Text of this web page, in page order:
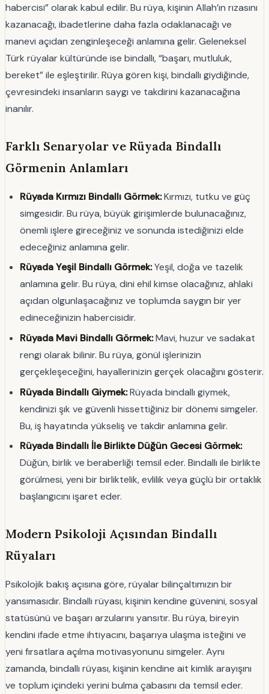
habercisi” olarak kabul edilir. Bu rüya, kişinin Allah’ın rızasını
kazanacağı, ibadetlerine daha fazla odaklanacağı ve
manevi açıdan zenginleşeceği anlamına gelir. Geleneksel
Türk rüyalar kültüründe ise bindallı, “başarı, mutluluk,
bereket” ile eşleştirilir. Rüya gören kişi, bindallı giydiğinde,
çevresindeki insanların saygı ve takdirini kazanacağına
inanılır.
Farklı Senaryolar ve Rüyada Bindallı
Görmenin Anlamları
Rüyada Kırmızı Bindallı Görmek:Kırmızı, tutku ve güç
simgesidir. Bu rüya, büyük girişimlerde bulunacağınız,
önemli işlere gireceğiniz ve sonunda istediğinizi elde
edeceğiniz anlamına gelir.
Rüyada Yeşil Bindallı Görmek:Yeşil, doğa ve tazelik
anlamına gelir. Bu rüya, dini ehil kimse olacağınız, ahlaki
açıdan olgunlaşacağınız ve toplumda saygın bir yer
edineceğinizin habercisidir.
Rüyada Mavi Bindallı Görmek:Mavi, huzur ve sadakat
rengi olarak bilinir. Bu rüya, gönül işlerinizin
gerçekleşeceğini, hayallerinizin gerçek olacağını gösterir.
Rüyada Bindallı Giymek:Rüyada bindallı giymek,
kendinizi şık ve güvenli hissettiğiniz bir dönemi simgeler.
Bu, iş hayatında yükseliş ve takdir anlamına gelir.
Rüyada Bindallı İle Birlikte Düğün Gecesi Görmek:
Düğün, birlik ve beraberliği temsil eder. Bindallı ile birlikte
görülmesi, yeni bir birliktelik, evlilik veya güçlü bir ortaklık
başlangıcını işaret eder.
Modern Psikoloji Açısından Bindallı
Rüyaları
Psikolojik bakış açısına göre, rüyalar bilinçaltımızın bir
yansımasıdır. Bindallı rüyası, kişinin kendine güvenini, sosyal
statüsünü ve başarı arzularını yansıtır. Bu rüya, bireyin
kendini ifade etme ihtiyacını, başarıya ulaşma isteğini ve
yeni fırsatlara açılma motivasyonunu simgeler. Aynı
zamanda, bindallı rüyası, kişinin kendine ait kimlik arayışını
ve toplum içindeki yerini bulma çabasını da temsil eder.